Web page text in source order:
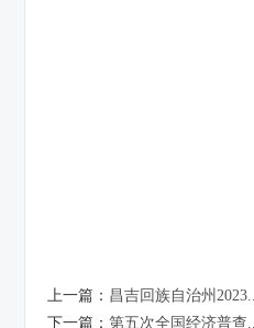
上一篇： 昌吉回族自治州2023...
下一篇：第五次全国经济普查...